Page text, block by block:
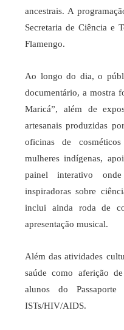
ancestrais. A
Secretaria de Ciência e
Flamengo.
Ao longo do dia, o
documentário, a mostra
Maricá”, além de
artesanais produzidas
oficinas de
mulheres indígenas,
painel interativo
inspiradoras sobre
inclui ainda roda de
apresentação musical.
Além das atividades
saúde como aferição
alunos do
ISTs/HIV/AIDS.